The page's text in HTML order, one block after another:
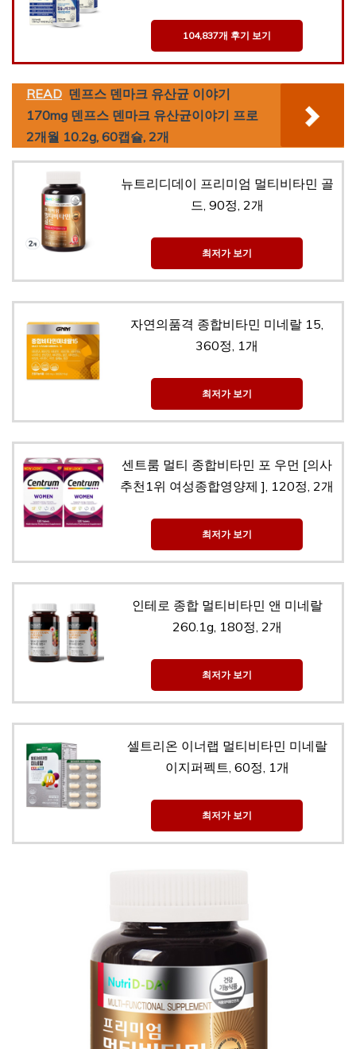
104,837개 후기 보기
READ 덴프스 덴마크 유산균 이야기
170mg 덴프스 덴마크 유산균이야기 프로
2개월 10.2g, 60캡슐, 2개
뉴트리디데이 프리미엄 멀티비타민 골
드, 90정, 2개
최저가 보기
자연의품격 종합비타민 미네랄 15,
360정, 1개
최저가 보기
센트룸 멀티 종합비타민 포 우먼 [의사
추천1위 여성종합영양제 ], 120정, 2개
최저가 보기
인테로 종합 멀티비타민 앤 미네랄
260.1g, 180정, 2개
최저가 보기
셀트리온 이너랩 멀티비타민 미네랄
이지퍼펙트, 60정, 1개
최저가 보기